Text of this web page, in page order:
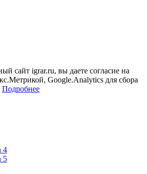
сайт igrar.ru, вы даете согласие на
Google.Analytics для сбора
Подробнее
4
5